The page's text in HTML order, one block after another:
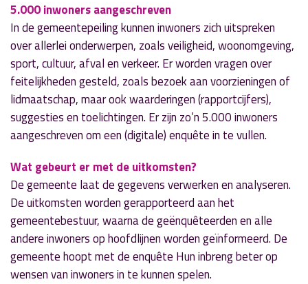
5.000 inwoners aangeschreven
In de gemeentepeiling kunnen inwoners zich uitspreken
over allerlei onderwerpen, zoals veiligheid, woonomgeving,
sport, cultuur, afval en verkeer. Er worden vragen over
feitelijkheden gesteld, zoals bezoek aan voorzieningen of
lidmaatschap, maar ook waarderingen (rapportcijfers),
suggesties en toelichtingen. Er zijn zo’n 5.000 inwoners
aangeschreven om een (digitale) enquête in te vullen.
Wat gebeurt er met de uitkomsten?
De gemeente laat de gegevens verwerken en analyseren.
De uitkomsten worden gerapporteerd aan het
gemeentebestuur, waarna de geënquêteerden en alle
andere inwoners op hoofdlijnen worden geïnformeerd. De
gemeente hoopt met de enquête Hun inbreng beter op
wensen van inwoners in te kunnen spelen.